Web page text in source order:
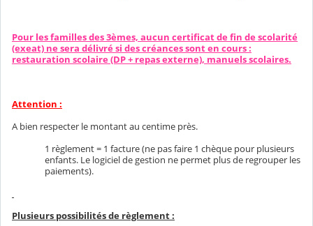
Pour les familles des 3èmes, aucun certificat de fin de scolarité
(exeat) ne sera délivré si des créances sont en cours :
restauration scolaire (DP + repas externe), manuels scolaires.
Attention :
A bien respecter le montant au centime près.
1 règlement = 1 facture (ne pas faire 1 chèque pour plusieurs
enfants. Le logiciel de gestion ne permet plus de regrouper les
paiements).
Plusieurs possibilités de règlement :